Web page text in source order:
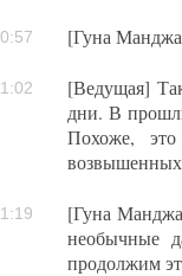
[Гуна
[Ведущая]
дни. В
Похоже,
[Гуна
необычные
продолжим